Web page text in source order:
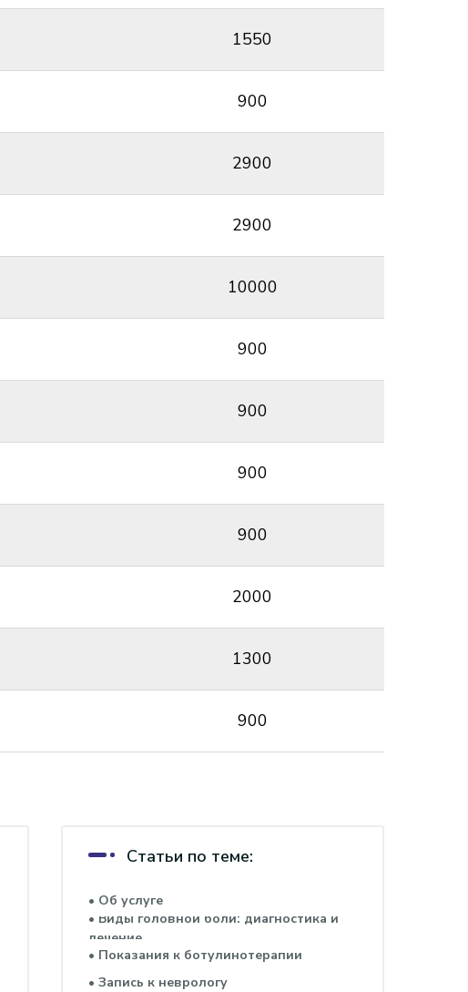
1550
900
2900
2900
10000
900
900
900
900
2000
1300
900
Статьи по теме:
• Об услуге
• Виды головной боли: диагностика и
лечение
• Показания к ботулинотерапии
• Запись к неврологу